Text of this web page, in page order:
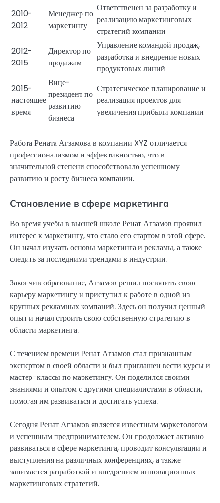
2010-
2012
Менеджер по
маркетингу
Ответственен за разработку и
реализацию маркетинговых
стратегий компании
2012-
2015
Директор по
продажам
Управление командой продаж,
разработка и внедрение новых
продуктовых линий
2015-
настоящее
время
Вице-
президент по
развитию
бизнеса
Стратегическое планирование и
реализация проектов для
увеличения прибыли компании
Работа Рената Агзамова в компании XYZ отличается
профессионализмом и эффективностью, что в
значительной степени способствовало успешному
развитию и росту бизнеса компании.
Становление в сфере маркетинга
Во время учебы в высшей школе Ренат Агзамов проявил
интерес к маркетингу, что стало его стартом в этой сфере.
Он начал изучать основы маркетинга и рекламы, а также
следить за последними трендами в индустрии.
Закончив образование, Агзамов решил посвятить свою
карьеру маркетингу и приступил к работе в одной из
крупных рекламных компаний. Здесь он получил ценный
опыт и начал строить свою собственную стратегию в
области маркетинга.
С течением времени Ренат Агзамов стал признанным
экспертом в своей области и был приглашен вести курсы и
мастер-классы по маркетингу. Он поделился своими
знаниями и опытом с другими специалистами в области,
помогая им развиваться и достигать успеха.
Сегодня Ренат Агзамов является известным маркетологом
и успешным предпринимателем. Он продолжает активно
развиваться в сфере маркетинга, проводит консультации и
выступления на различных конференциях, а также
занимается разработкой и внедрением инновационных
маркетинговых стратегий.